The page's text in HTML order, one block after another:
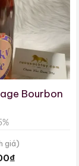
Bourbon
giá)
₫